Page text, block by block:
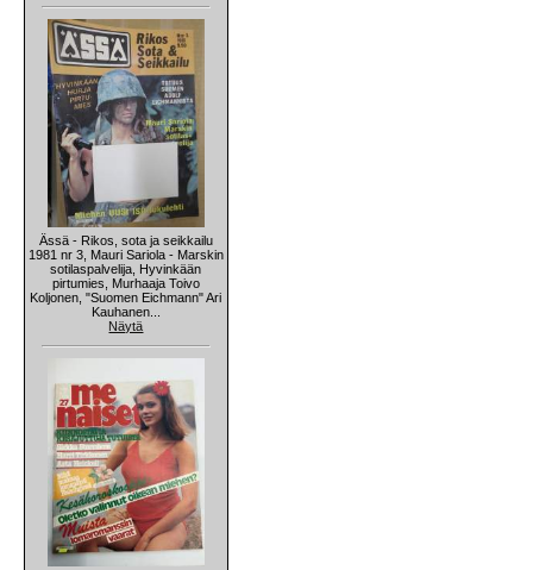
Ässä - Rikos, sota ja seikkailu
1981 nr 3, Mauri Sariola - Marskin
sotilaspalvelija, Hyvinkään
pirtumies, Murhaaja Toivo
Koljonen, "Suomen Eichmann" Ari
Kauhanen...
Näytä